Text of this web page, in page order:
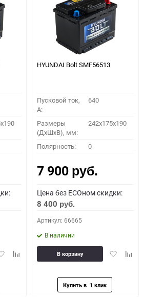
Добавить
HYUNDAI Bolt SMF56513
Пусковой ток,
A:
640
Размеры
(ДхШхВ), мм:
242x175x190
Полярность: 0
7 900 руб.
Цена без ECOном скидки:
8 400 руб.
Артикул: 66665
В наличии
Добавить
В корзину